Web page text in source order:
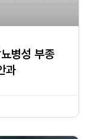
병성 부종
과